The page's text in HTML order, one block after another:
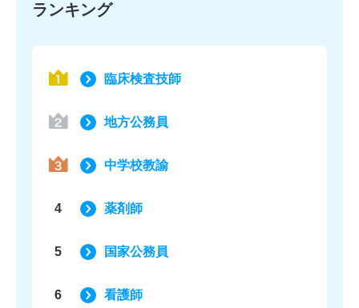
ランキング
臨床検査技師
地方公務員
中学校教諭
4 薬剤師
5 国家公務員
6 看護師